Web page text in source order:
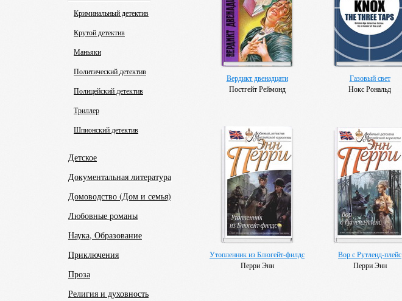
Криминальный детектив
Крутой детектив
Маньяки
Политический детектив
Полицейский детектив
Триллер
Шпионский детектив
Детское
Документальная литература
Домоводство (Дом и семья)
Любовные романы
Наука, Образование
Приключения
Проза
Религия и духовность
Вердикт двенадцати
Постгейт Реймонд
Газовый свет
Нокс Рональд
Утопленник из Блюгейт-филдс
Перри Энн
Вор с Рутленд-плейс
Перри Энн